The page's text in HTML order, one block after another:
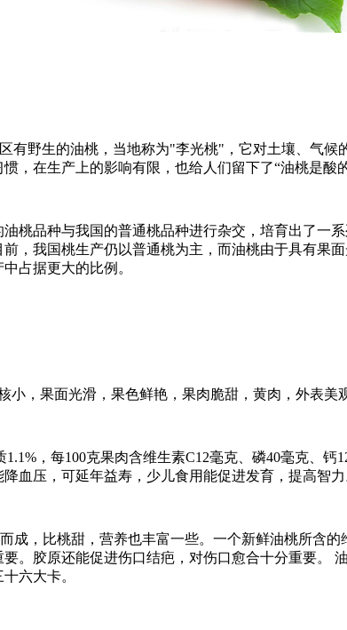
野生的油桃，当地称为"李光桃"，它对土壤、气候
，在生产上的影响有限，也给人们留下了“油桃是酸的
品种与我国的普通桃品种进行杂交，培育出了一
，我国桃生产仍以普通桃为主，而油桃由于具有果
占据更大的比例。
果面光滑，果色鲜艳，果肉脆甜，黄肉，外表美
，每100克果肉含维生素C12毫克、磷40毫克、钙
血压，可延年益寿，少儿食用能促进发育，提高智力
，比桃甜，营养也丰富一些。一个新鲜油桃所含的
。胶原还能促进伤口结疤，对伤口愈合十分重要。
六大卡。